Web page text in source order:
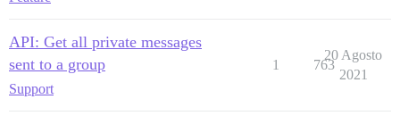
API: Get all private messages
sent to a group
Support
1 763
20 Agosto
2021